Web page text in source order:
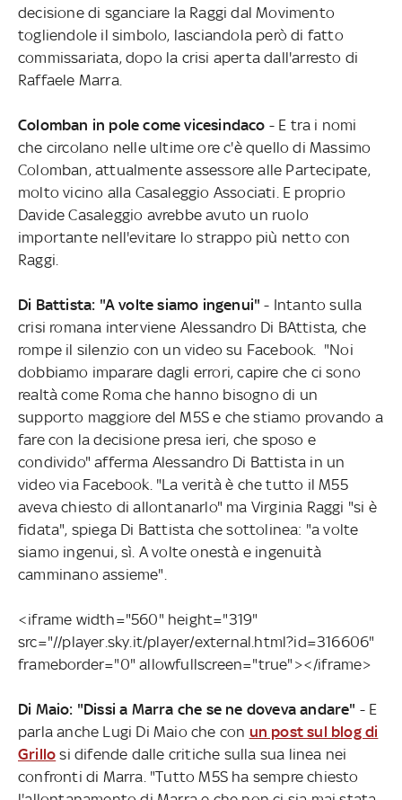
decisione di sganciare la Raggi dal Movimento
togliendole il simbolo, lasciandola però di fatto
commissariata, dopo la crisi aperta dall'arresto di
Raffaele Marra.
Colomban in pole come vicesindaco - E tra i nomi
che circolano nelle ultime ore c'è quello di Massimo
Colomban, attualmente assessore alle Partecipate,
molto vicino alla Casaleggio Associati. E proprio
Davide Casaleggio avrebbe avuto un ruolo
importante nell'evitare lo strappo più netto con
Raggi.
Di Battista: "A volte siamo ingenui"- Intanto sulla
crisi romana interviene Alessandro Di BAttista, che
rompe il silenzio con un video su Facebook. "Noi
dobbiamo imparare dagli errori, capire che ci sono
realtà come Roma che hanno bisogno di un
supporto maggiore del M5S e che stiamo provando a
fare con la decisione presa ieri, che sposo e
condivido" afferma Alessandro Di Battista in un
video via Facebook. "La verità è che tutto il M55
aveva chiesto di allontanarlo" ma Virginia Raggi "si è
fidata", spiega Di Battista che sottolinea: "a volte
siamo ingenui, sì. A volte onestà e ingenuità
camminano assieme".
<iframe width="560" height="319"
src="//player.sky.it/player/external.html?id=316606"
frameborder="0" allowfullscreen="true"></iframe>
Di Maio: "Dissi a Marra che se ne doveva andare" - E
parla anche Lugi Di Maio che con un post sul blog di
Grillo si difende dalle critiche sulla sua linea nei
confronti di Marra. "Tutto M5S ha sempre chiesto